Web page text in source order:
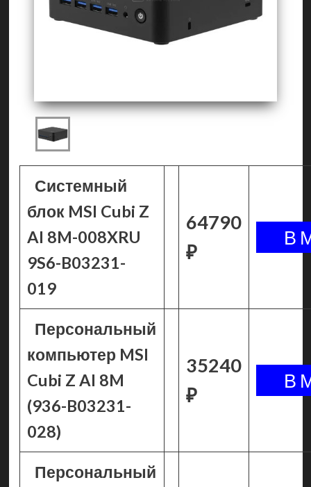
Системный
блок MSI Cubi Z
AI 8M-008XRU
9S6-B03231-
019
64790
₽
Персональный
компьютер MSI
Cubi Z AI 8M
(936-B03231-
028)
35240
₽
Персональный